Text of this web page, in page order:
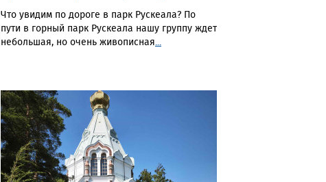
Что увидим по дороге в парк Рускеала? По
пути в горный парк Рускеала нашу группу ждет
небольшая, но очень живописная...